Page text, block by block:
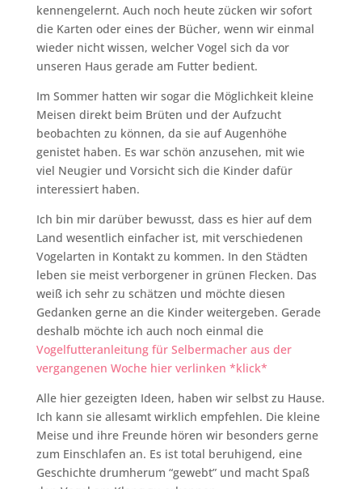
kennengelernt. Auch noch heute zücken wir sofort
die Karten oder eines der Bücher, wenn wir einmal
wieder nicht wissen, welcher Vogel sich da vor
unseren Haus gerade am Futter bedient.
Im Sommer hatten wir sogar die Möglichkeit kleine
Meisen direkt beim Brüten und der Aufzucht
beobachten zu können, da sie auf Augenhöhe
genistet haben. Es war schön anzusehen, mit wie
viel Neugier und Vorsicht sich die Kinder dafür
interessiert haben.
Ich bin mir darüber bewusst, dass es hier auf dem
Land wesentlich einfacher ist, mit verschiedenen
Vogelarten in Kontakt zu kommen. In den Städten
leben sie meist verborgener in grünen Flecken. Das
weiß ich sehr zu schätzen und möchte diesen
Gedanken gerne an die Kinder weitergeben. Gerade
deshalb möchte ich auch noch einmal die
Vogelfutteranleitung für Selbermacher aus der
vergangenen Woche hier verlinken *klick*
Alle hier gezeigten Ideen, haben wir selbst zu Hause.
Ich kann sie allesamt wirklich empfehlen. Die kleine
Meise und ihre Freunde hören wir besonders gerne
zum Einschlafen an. Es ist total beruhigend, eine
Geschichte drumherum “gewebt” und macht Spaß